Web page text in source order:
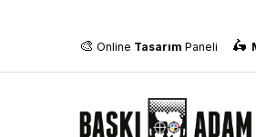
🎨 Online Tasarım Paneli 🛵